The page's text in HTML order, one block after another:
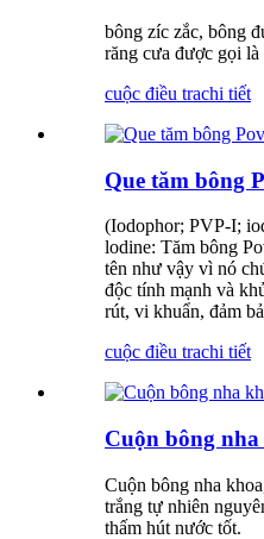
bông zíc zắc, bông
răng cưa được gọi là
cuộc điều trachi tiết
Que tăm bông
(Iodophor; PVP-I;
lodine: Tăm bông
tên như vậy vì nó
độc tính mạnh và
rút, vi khuẩn, đảm
cuộc điều trachi tiết
Cuộn bông
Cuộn bông nha
trắng tự nhiên
thấm hút nước tốt.